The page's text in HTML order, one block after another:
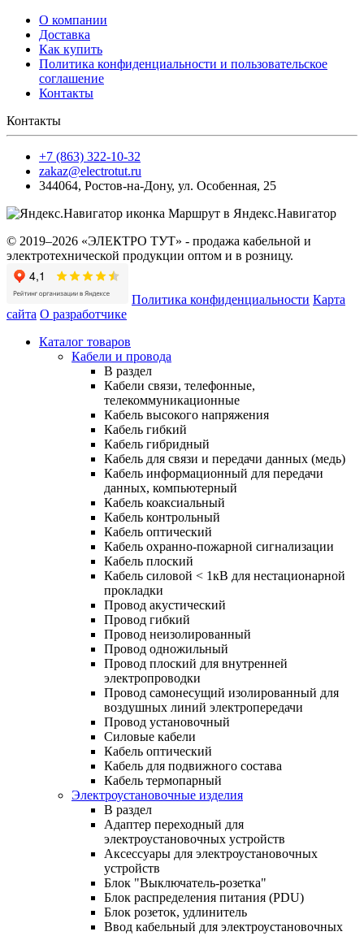
О компании
Доставка
Как купить
Политика конфиденциальности и пользовательское
соглашение
Контакты
Контакты
+7 (863) 322-10-32
zakaz@electrotut.ru
344064, Ростов-на-Дону, ул. Особенная, 25
Маршрут в Яндекс.Навигатор
© 2019–2026 «ЭЛЕКТРО ТУТ» - продажа кабельной и
электротехнической продукции оптом и в розницу.
Политика конфиденциальности Карта
сайта О разработчике
Каталог товаров
Кабели и провода
В раздел
Кабели связи, телефонные,
телекоммуникационные
Кабель высокого напряжения
Кабель гибкий
Кабель гибридный
Кабель для связи и передачи данных (медь)
Кабель информационный для передачи
данных, компьютерный
Кабель коаксиальный
Кабель контрольный
Кабель оптический
Кабель охранно-пожарной сигнализации
Кабель плоский
Кабель силовой < 1кВ для нестационарной
прокладки
Провод акустический
Провод гибкий
Провод неизолированный
Провод одножильный
Провод плоский для внутренней
электропроводки
Провод самонесущий изолированный для
воздушных линий электропередачи
Провод установочный
Силовые кабели
Кабель оптический
Кабель для подвижного состава
Кабель термопарный
Электроустановочные изделия
В раздел
Адаптер переходный для
электроустановочных устройств
Аксессуары для электроустановочных
устройств
Блок "Выключатель-розетка"
Блок распределения питания (PDU)
Блок розеток, удлинитель
Ввод кабельный для электроустановочных